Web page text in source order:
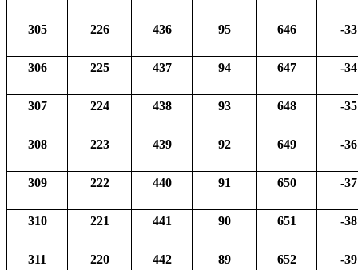
305 226 436 95 646 -33
306 225 437 94 647 -34
307 224 438 93 648 -35
308 223 439 92 649 -36
309 222 440 91 650 -37
310 221 441 90 651 -38
311 220 442 89 652 -39